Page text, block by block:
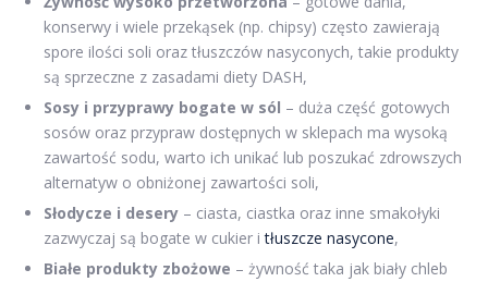
konserwy i wiele przekąsek (np. chipsy) często zawierają
spore ilości soli oraz tłuszczów nasyconych, takie produkty
są sprzeczne z zasadami diety DASH,
Sosy i przyprawy bogate w sól – duża część gotowych
sosów oraz przypraw dostępnych w sklepach ma wysoką
zawartość sodu, warto ich unikać lub poszukać zdrowszych
alternatyw o obniżonej zawartości soli,
Słodycze i desery – ciasta, ciastka oraz inne smakołyki
zazwyczaj są bogate w cukier itłuszcze nasycone,
Białe produkty zbożowe – żywność taka jak biały chleb